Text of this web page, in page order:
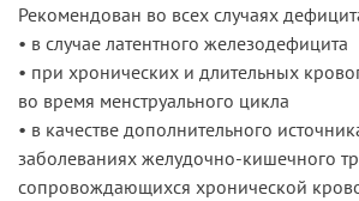
Рекомендован во всех случаях
• в случае латентного железодефицита
• при хронических и длительных
во время менструального цикла
• в качестве дополнительного
заболеваниях желудочно-кишечного
сопровождающихся хронической